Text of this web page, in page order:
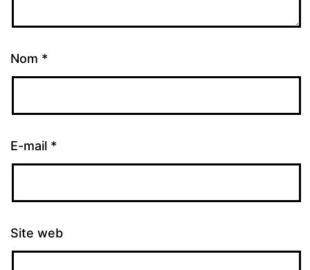
Nom *
E-mail *
Site web